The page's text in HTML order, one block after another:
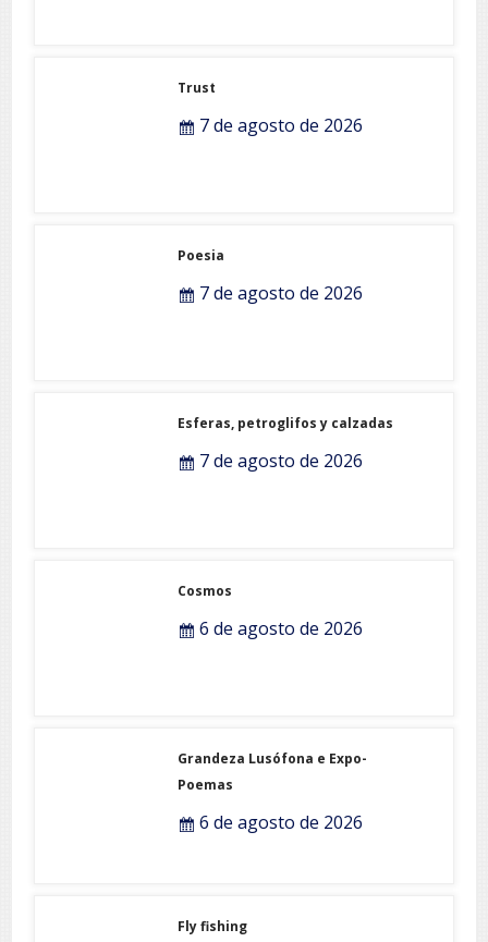
Trust
7 de agosto de 2026
Poesia
7 de agosto de 2026
Esferas, petroglifos y calzadas
7 de agosto de 2026
Cosmos
6 de agosto de 2026
Grandeza Lusófona e Expo-
Poemas
6 de agosto de 2026
Fly fishing